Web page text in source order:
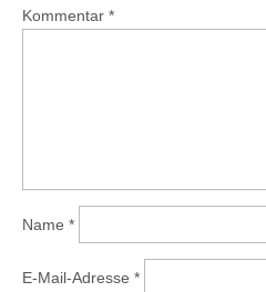
Kommentar *
Name *
E-Mail-Adresse *